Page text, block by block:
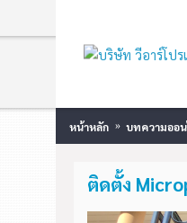
หน้าหลัก บทความออ
ติดตั้ง